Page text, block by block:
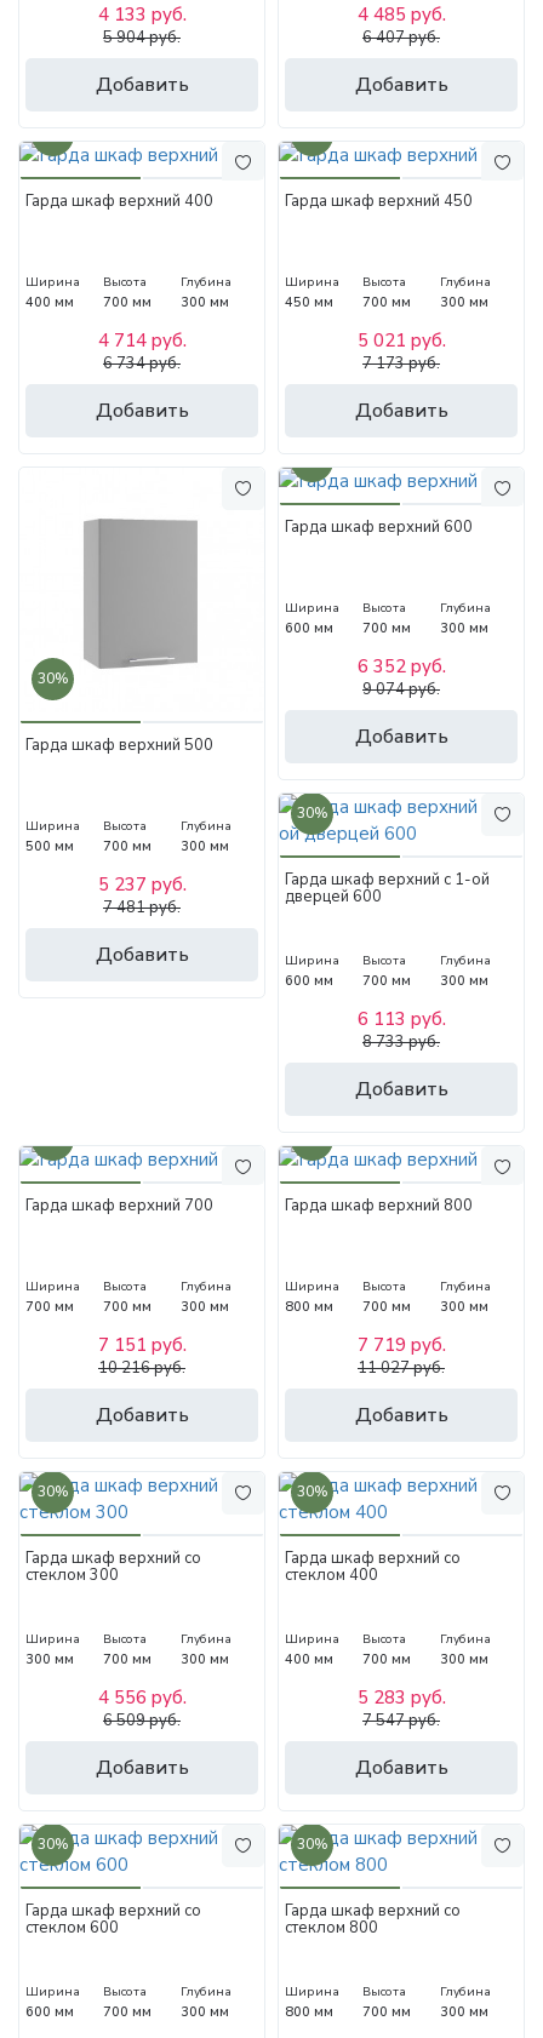
Добавить
4 133 руб.
5 904 руб.
Добавить
4 485 руб.
6 407 руб.
Гарда шкаф верхний 400
Ширина
400 мм
Высота
700 мм
Глубина
300 мм
Добавить
4 714 руб.
6 734 руб.
Гарда шкаф верхний 450
Ширина
450 мм
Высота
700 мм
Глубина
300 мм
Добавить
5 021 руб.
7 173 руб.
30%
Гарда шкаф верхний 500
Ширина
500 мм
Высота
700 мм
Глубина
300 мм
Добавить
5 237 руб.
7 481 руб.
Гарда шкаф верхний 600
Ширина
600 мм
Высота
700 мм
Глубина
300 мм
Добавить
6 352 руб.
9 074 руб.
30%
Гарда шкаф верхний с 1-ой
дверцей 600
Ширина
600 мм
Высота
700 мм
Глубина
300 мм
Добавить
6 113 руб.
8 733 руб.
Гарда шкаф верхний 700
Ширина
700 мм
Высота
700 мм
Глубина
300 мм
Добавить
7 151 руб.
10 216 руб.
Гарда шкаф верхний 800
Ширина
800 мм
Высота
700 мм
Глубина
300 мм
Добавить
7 719 руб.
11 027 руб.
30%
Гарда шкаф верхний со
стеклом 300
Ширина
300 мм
Высота
700 мм
Глубина
300 мм
Добавить
4 556 руб.
6 509 руб.
30%
Гарда шкаф верхний со
стеклом 400
Ширина
400 мм
Высота
700 мм
Глубина
300 мм
Добавить
5 283 руб.
7 547 руб.
30%
Гарда шкаф верхний со
стеклом 600
Ширина
600 мм
Высота
700 мм
Глубина
300 мм
30%
Гарда шкаф верхний со
стеклом 800
Ширина
800 мм
Высота
700 мм
Глубина
300 мм